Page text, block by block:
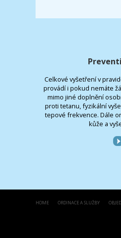
Celkové vyšetření v
provádí i pokud nemáte
mimo jiné doplnění
proti tetanu, fyzikální
tepové frekvence. Dále
kůže a
HOME ORDINACE A SLUŽBY